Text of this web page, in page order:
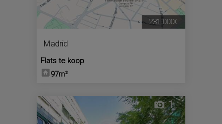
Madrid
Flats te koop
97m²
231.000€
1